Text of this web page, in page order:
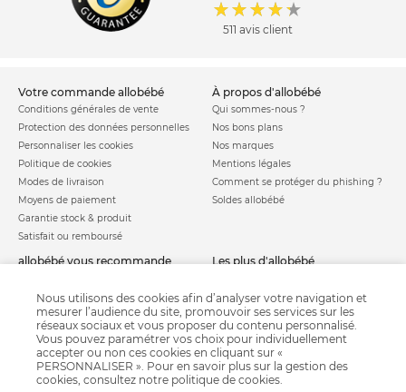
511 avis client
votre commande allobébé
Conditions générales de vente
Protection des données personnelles
Personnaliser les cookies
Politique de cookies
Modes de livraison
Moyens de paiement
Garantie stock & produit
Satisfait ou remboursé
à propos d'allobébé
Qui sommes-nous ?
Nos bons plans
Nos marques
Mentions légales
Comment se protéger du phishing ?
Soldes allobébé
allobébé vous recommande
Nos labels
Nos licences
Besoin d'aide ?
FAQ
les plus d'allobébé
Infos conseils
Jeux concours
Valise de maternité
Parrainage
Paiement sécurisé
Nous utilisons des cookies afin d’analyser votre navigation et
mesurer l’audience du site, promouvoir ses services sur les
réseaux sociaux et vous proposer du contenu personnalisé.
Vous pouvez paramétrer vos choix pour individuellement
accepter ou non ces cookies en cliquant sur «
PERSONNALISER ». Pour en savoir plus sur la gestion des
cookies, consultez notre politique de cookies.